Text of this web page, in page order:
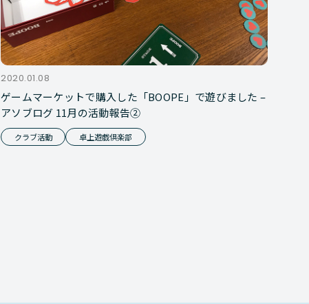
2020.01.08
ゲームマーケットで購入した「BOOPE」で遊びました –
アソブログ 11月の活動報告②
クラブ活動 卓上遊戯倶楽部